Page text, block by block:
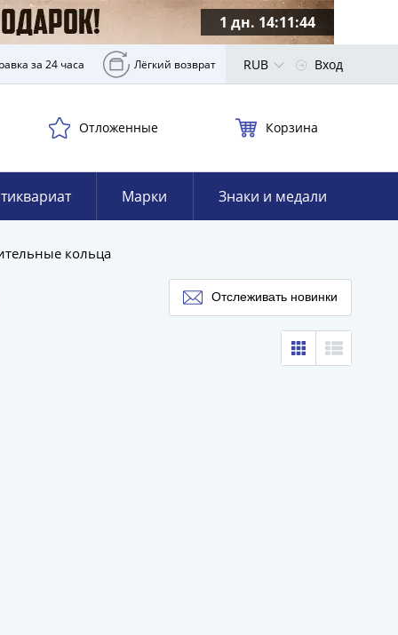
1 дн. 14:11:43
за 24 часа Лёгкий возврат RUB Вход
Отложенные Корзина
Марки Знаки и медали
кольца
Отслеживать новинки